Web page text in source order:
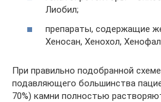
Лиобил;
препараты, содержащие
Хеносан, Хенохол,
При правильно подобранной
подавляющего большинства
70%) камни полностью